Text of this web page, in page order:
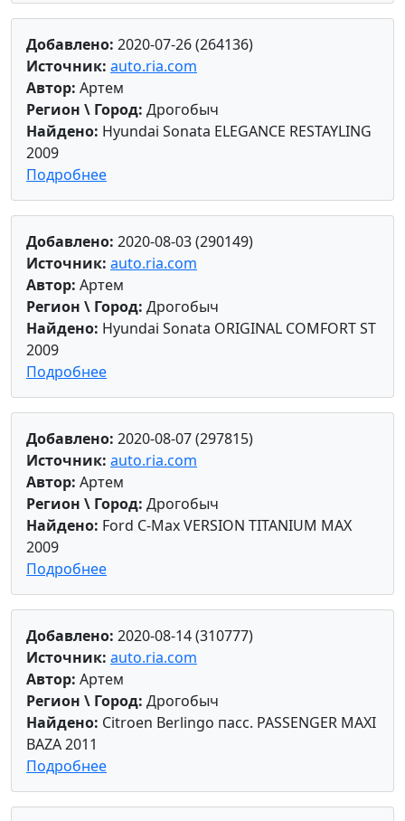
Добавлено: 2020-07-26 (264136)
Источник: auto.ria.com
Автор: Артем
Регион \ Город: Дрогобыч
Найдено: Hyundai Sonata ELEGANCE RESTAYLING
2009
Подробнее
Добавлено: 2020-08-03 (290149)
Источник: auto.ria.com
Автор: Артем
Регион \ Город: Дрогобыч
Найдено: Hyundai Sonata ORIGINAL COMFORT ST
2009
Подробнее
Добавлено: 2020-08-07 (297815)
Источник: auto.ria.com
Автор: Артем
Регион \ Город: Дрогобыч
Найдено: Ford C-Max VERSION TITANIUM MAX
2009
Подробнее
Добавлено: 2020-08-14 (310777)
Источник: auto.ria.com
Автор: Артем
Регион \ Город: Дрогобыч
Найдено: Citroen Berlingo пасс. PASSENGER MAXI
BAZA 2011
Подробнее